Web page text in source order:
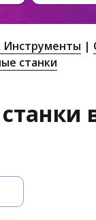
Инструменты
станки